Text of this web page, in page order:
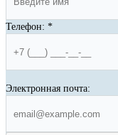
Телефон: *
Электронная почта: